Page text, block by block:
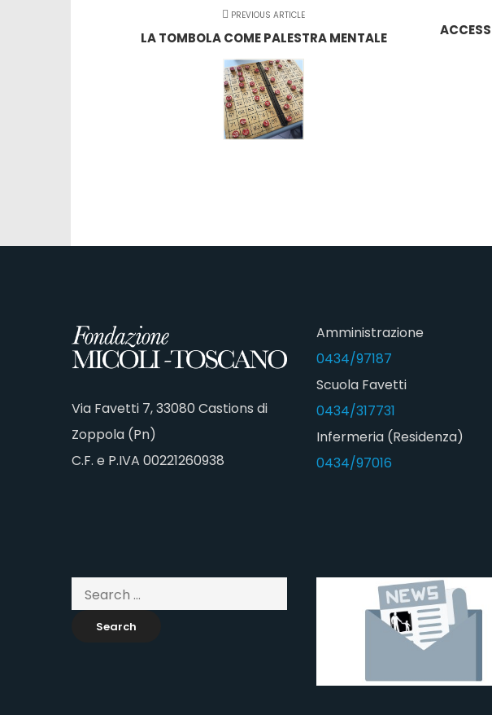
PREVIOUS ARTICLE
LA TOMBOLA COME PALESTRA MENTALE
Via Favetti 7, 33080 Castions di
Zoppola (Pn)
C.F. e P.IVA 00221260938
Amministrazione
0434/97187
Scuola Favetti
0434/317731
Infermeria (Residenza)
0434/97016